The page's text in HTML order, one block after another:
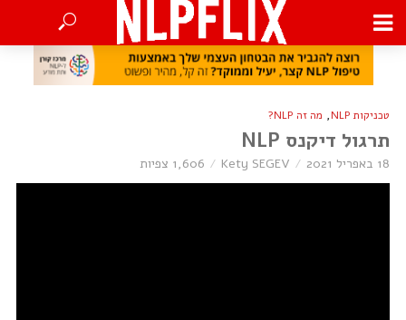
טכניקות NLP , מה זה NLP?
תרגול דיקנס NLP
18 באפריל 2021 Kety SEGEV 1,606 צפיות